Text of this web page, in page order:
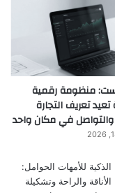
منظومة رقمية
تعريف التجارة
في مكان واحد